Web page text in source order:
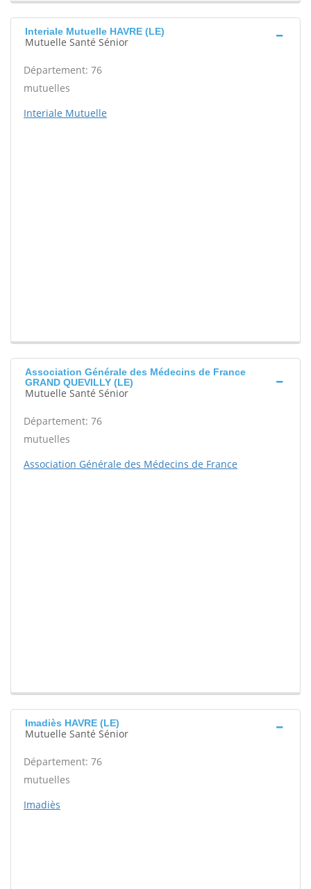
Interiale Mutuelle HAVRE (LE)
Mutuelle Santé Sénior
Département: 76
mutuelles
Interiale Mutuelle
Association Générale des Médecins de France
GRAND QUEVILLY (LE)
Mutuelle Santé Sénior
Département: 76
mutuelles
Association Générale des Médecins de France
Imadiès HAVRE (LE)
Mutuelle Santé Sénior
Département: 76
mutuelles
Imadiès